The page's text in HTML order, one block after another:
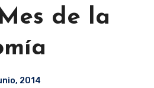
de la
2014